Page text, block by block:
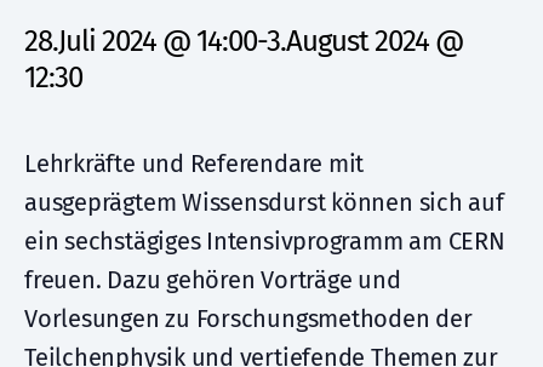
28.Juli 2024 @ 14:00-3.August 2024 @
12:30
Lehrkräfte und Referendare mit
ausgeprägtem Wissensdurst können sich auf
ein sechstägiges Intensivprogramm am CERN
freuen. Dazu gehören Vorträge und
Vorlesungen zu Forschungsmethoden der
Teilchenphysik und vertiefende Themen zur